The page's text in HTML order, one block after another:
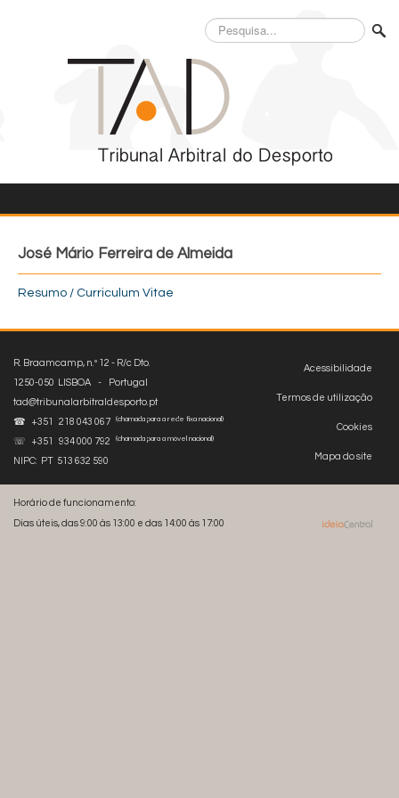
Pesquisa...
José Mário Ferreira de Almeida
Resumo / Curriculum Vitae
Acessibilidade
Termos de utilização
Cookies
Mapa do site
R. Braamcamp, n.º 12 - R/c Dto.
1250-050 LISBOA - Portugal
tad@tribunalarbitraldesporto.pt
☎ +351 218 043 067
(chamada para a rede fixa nacional)
☏ +351 934 000 792 (chamada para a móvel nacional)
NIPC: PT 513 632 590
Horário de funcionamento:
Dias úteis, das 9:00 às 13:00 e das 14:00 às 17:00